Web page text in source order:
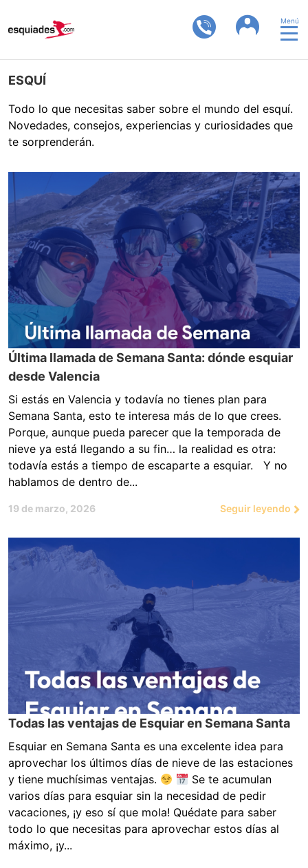
Menú
ESQUÍ
Todo lo que necesitas saber sobre el mundo del esquí.
Novedades, consejos, experiencias y curiosidades que
te sorprenderán.
Última llamada de Semana Santa: dónde esquiar
desde Valencia
Si estás en Valencia y todavía no tienes plan para
Semana Santa, esto te interesa más de lo que crees.
Porque, aunque pueda parecer que la temporada de
nieve ya está llegando a su fin… la realidad es otra:
todavía estás a tiempo de escaparte a esquiar. Y no
hablamos de dentro de...
19 de marzo, 2026 Seguir leyendo
Todas las ventajas de Esquiar en Semana Santa
Esquiar en Semana Santa es una excelente idea para
aprovechar los últimos días de nieve de las estaciones
y tiene muchísimas ventajas.
Se te acumulan
varios días para esquiar sin la necesidad de pedir
vacaciones, ¡y eso sí que mola! Quédate para saber
todo lo que necesitas para aprovechar estos días al
máximo, ¡y...